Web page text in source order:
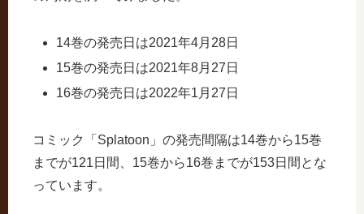
14巻の発売日は2021年4月28日
15巻の発売日は2021年8月27日
16巻の発売日は2022年1月27日
コミック「Splatoon」の発売間隔は14巻から15巻
までが121日間、15巻から16巻までが153日間とな
っています。